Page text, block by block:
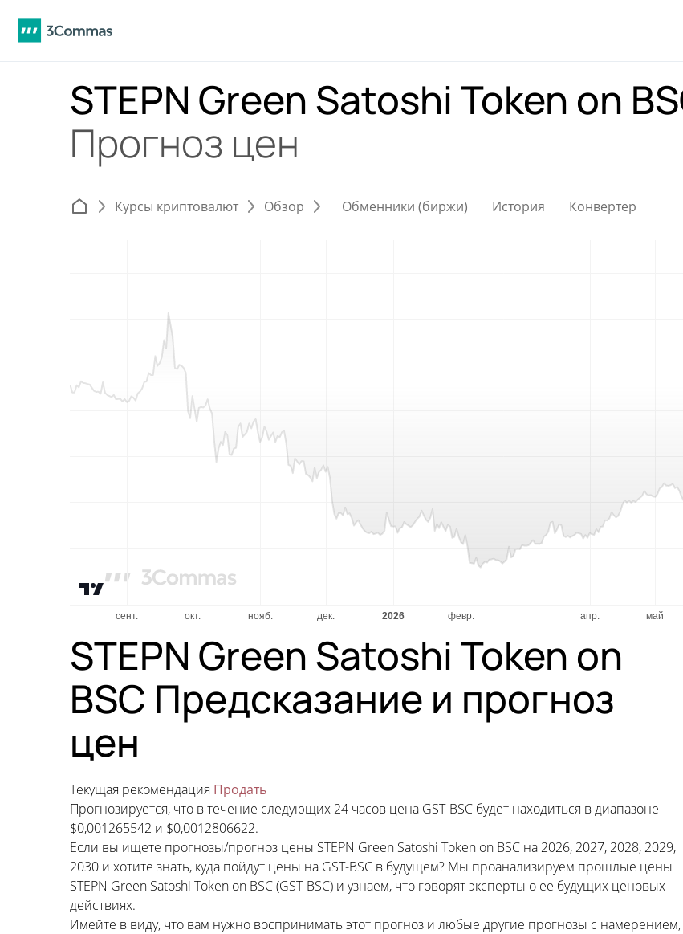
STEPN Green Satoshi Token on
Прогноз цен
Курсы криптовалют Обзор Обменники (биржи) История Конвертер
STEPN Green Satoshi Token on
BSC Предсказание и прогноз
цен
Текущая рекомендация Продать
Прогнозируется, что в течение следующих 24 часов цена GST-BSC будет находиться в диапазоне
$0,001265542 и $0,0012806622.
Если вы ищете прогнозы/прогноз цены STEPN Green Satoshi Token on BSC на 2026, 2027, 2028, 2029,
2030 и хотите знать, куда пойдут цены на GST-BSC в будущем? Мы проанализируем прошлые цены
STEPN Green Satoshi Token on BSC (GST-BSC) и узнаем, что говорят эксперты о ее будущих ценовых
действиях.
Имейте в виду, что вам нужно воспринимать этот прогноз и любые другие прогнозы с намерением,